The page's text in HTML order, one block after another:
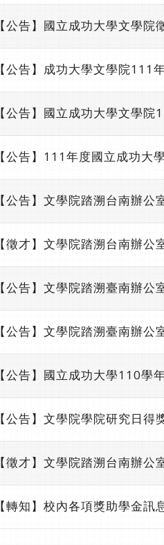
【公告】國立成功大學文學院
【公告】成功大學文學院111
【公告】國立成功大學文學
【公告】111年度國立成功大
【公告】文學院踏溯台南辦
【徵才】文學院踏溯台南辦公
【公告】文學院踏溯臺南辦
【公告】文學院踏溯臺南辦
【公告】國立成功大學110學
【公告】文學院學院研究日得
【徵才】文學院踏溯台南辦公
【轉知】校內各項獎助學金